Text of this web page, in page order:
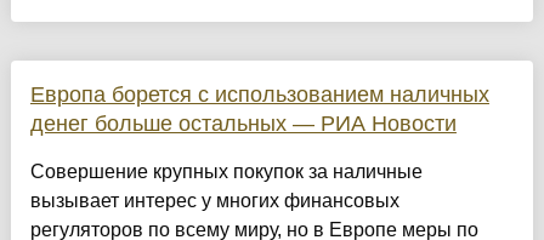
Европа борется с использованием наличных
денег больше остальных — РИА Новости
Совершение крупных покупок за наличные
вызывает интерес у многих финансовых
регуляторов по всему миру, но в Европе меры по